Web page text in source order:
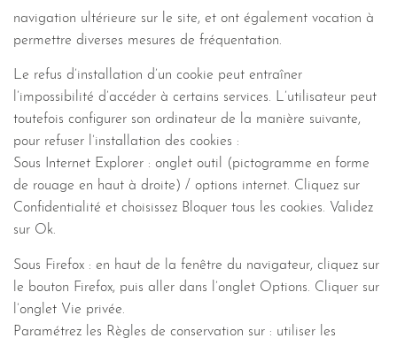
navigation ultérieure sur le site, et ont également vocation à
permettre diverses mesures de fréquentation.
Le refus d’installation d’un cookie peut entraîner
l’impossibilité d’accéder à certains services. L’utilisateur peut
toutefois configurer son ordinateur de la manière suivante,
pour refuser l’installation des cookies :
Sous Internet Explorer : onglet outil (pictogramme en forme
de rouage en haut à droite) / options internet. Cliquez sur
Confidentialité et choisissez Bloquer tous les cookies. Validez
sur Ok.
Sous Firefox : en haut de la fenêtre du navigateur, cliquez sur
le bouton Firefox, puis aller dans l’onglet Options. Cliquer sur
l’onglet Vie privée.
Paramétrez les Règles de conservation sur : utiliser les